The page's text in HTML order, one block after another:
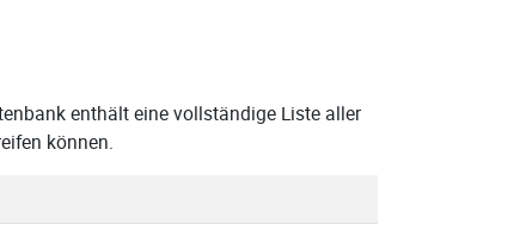
enthält eine vollständige Liste aller
können.